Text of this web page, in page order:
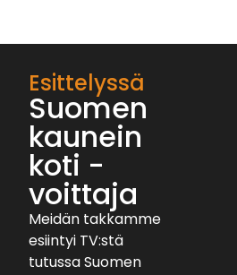
Esittelyssä
Suomen
kaunein
koti -
voittaja
Meidän takkamme
esiintyi TV:stä
tutussa Suomen